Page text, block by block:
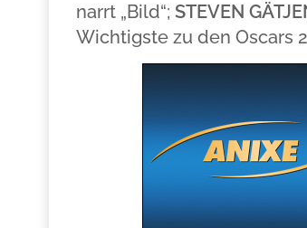
narrt „Bild“; STEVEN
Wichtigste zu den Oscars